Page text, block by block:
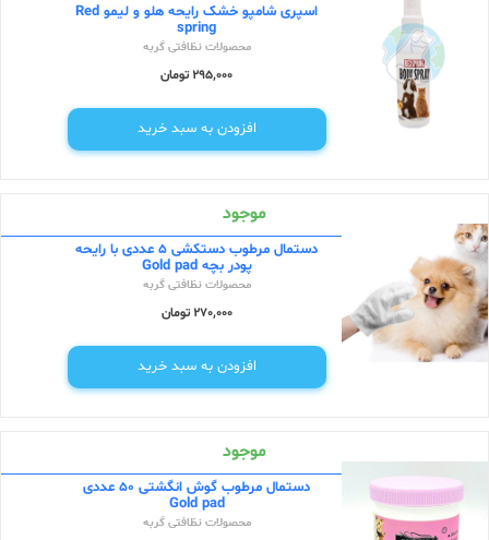
اسپری شامپو خشک رایحه هلو و لیمو Red
spring
محصولات نظافتی گربه
295,000 تومان
افزودن به سبد خرید
موجود
دستمال مرطوب دستکشی 5 عددی با رایحه
پودر بچه Gold pad
محصولات نظافتی گربه
270,000 تومان
افزودن به سبد خرید
موجود
دستمال مرطوب گوش انگشتی 50 عددی
Gold pad
محصولات نظافتی گربه